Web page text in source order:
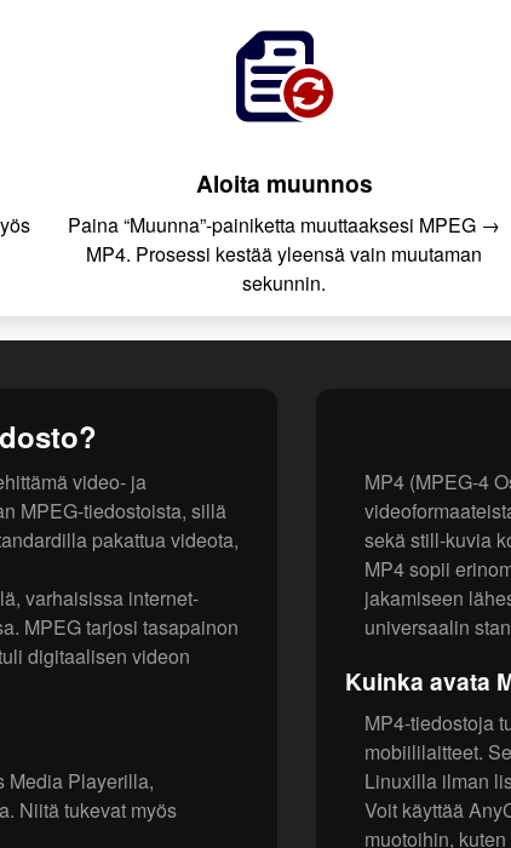
Aloita muunnos
Paina “Muunna”-painiketta muuttaaksesi MPEG →
MP4. Prosessi kestää yleensä vain muutaman
sekunnin.
video- ja
MPEG-tiedostoista, sillä
pakattua videota,
varhaisissa internet-
MPEG tarjosi tasapainon
digitaalisen videon
Media Playerilla,
Niitä tukevat myös
MP4 (MPEG-4
sekä still-kuvia
MP4 sopii
jakamiseen
universaalin
Kuinka avata
MP4-tiedostoja
mobiililaitteet.
Linuxilla ilman
Voit käyttää
muotoihin,